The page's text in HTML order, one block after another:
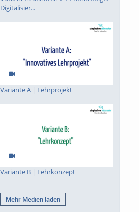
Digitalisier...
Variante A | Lehrprojekt
Variante B | Lehrkonzept
Mehr Medien laden